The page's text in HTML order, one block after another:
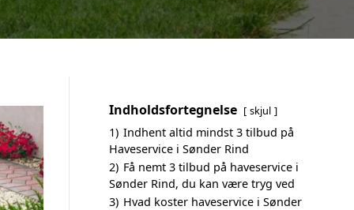
Indholdsfortegnelse skjul
1) Indhent altid mindst 3 tilbud på
Haveservice i Sønder Rind
2) Få nemt 3 tilbud på haveservice i
Sønder Rind, du kan være tryg ved
3) Hvad koster haveservice i Sønder